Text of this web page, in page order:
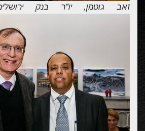
זאב גוטמן, יו"ר בנק